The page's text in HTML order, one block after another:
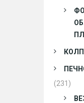
(231)